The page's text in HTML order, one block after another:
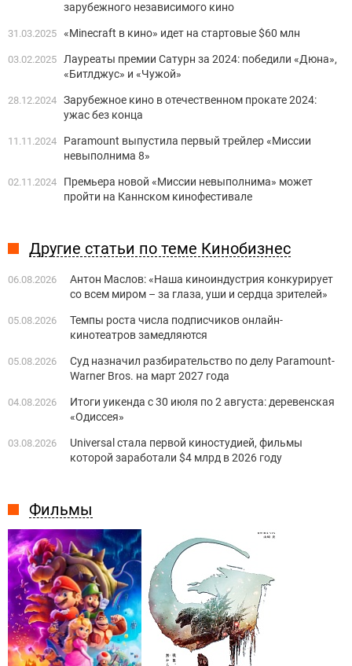
Фильмы
зарубежного независимого кино
31.03.2025 «Minecraft в кино» идет на стартовые $60 млн
03.02.2025 Лауреаты премии Сатурн за 2024: победили «Дюна»,
«Битлджус» и «Чужой»
28.12.2024 Зарубежное кино в отечественном прокате 2024:
ужас без конца
11.11.2024
Paramount выпустила первый трейлер «Миссии
невыполнима 8»
02.11.2024
Премьера новой «Миссии невыполнима» может
пройти на Каннском кинофестивале
Другие статьи по теме Кинобизнес
06.08.2026
Антон Маслов: «Наша киноиндустрия конкурирует
со всем миром – за глаза, уши и сердца зрителей»
05.08.2026
Темпы роста числа подписчиков онлайн-
кинотеатров замедляются
05.08.2026
Суд назначил разбирательство по делу Paramount-
Warner Bros. на март 2027 года
04.08.2026
Итоги уикенда с 30 июля по 2 августа: деревенская
«Одиссея»
03.08.2026
Universal стала первой киностудией, фильмы
которой заработали $4 млрд в 2026 году